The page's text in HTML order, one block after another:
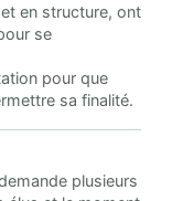
en structure, ont
se
pour que
sa finalité.
plusieurs